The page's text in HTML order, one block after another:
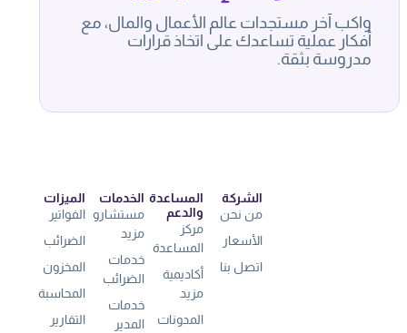
واكب آخر مستجدات عالم الأعمال والمال، مع
أفكار عملية تساعدك على اتخاذ قرارات
مدروسة بثقة.
الميزات
الفواتير
الضرائب
المخزون
المحاسبة
التقارير
الخدمات
مستشارو
مزيد
خدمات
الضرائب
خدمات
المدير
المساعدة
والدعم
مركز
المساعدة
أكاديمية
مزيد
المدونات
الشركة
من نحن
الأسعار
اتصل بنا